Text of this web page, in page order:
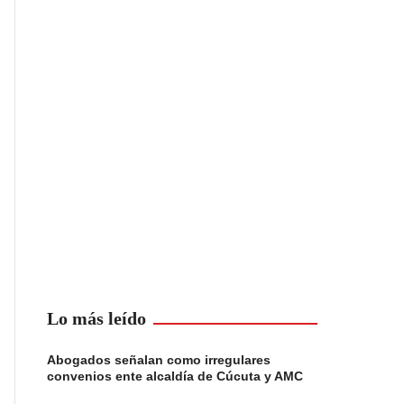
Lo más leído
Abogados señalan como irregulares
convenios ente alcaldía de Cúcuta y AMC